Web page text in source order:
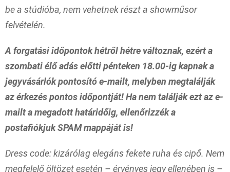
be a stúdióba, nem vehetnek részt a showműsor
felvételén.
A forgatási időpontok hétről hétre változnak, ezért a
szombati élő adás előtti pénteken 18.00-ig kapnak a
jegyvásárlók pontosító e-mailt, melyben megtalálják
az érkezés pontos időpontját! Ha nem találják ezt az e-
mailt a megadott határidőig, ellenőrizzék a
postafiókjuk SPAM mappáját is!
Dress code: kizárólag elegáns fekete ruha és cipő. Nem
megfelelő öltözet esetén – érvényes jegy ellenében is –